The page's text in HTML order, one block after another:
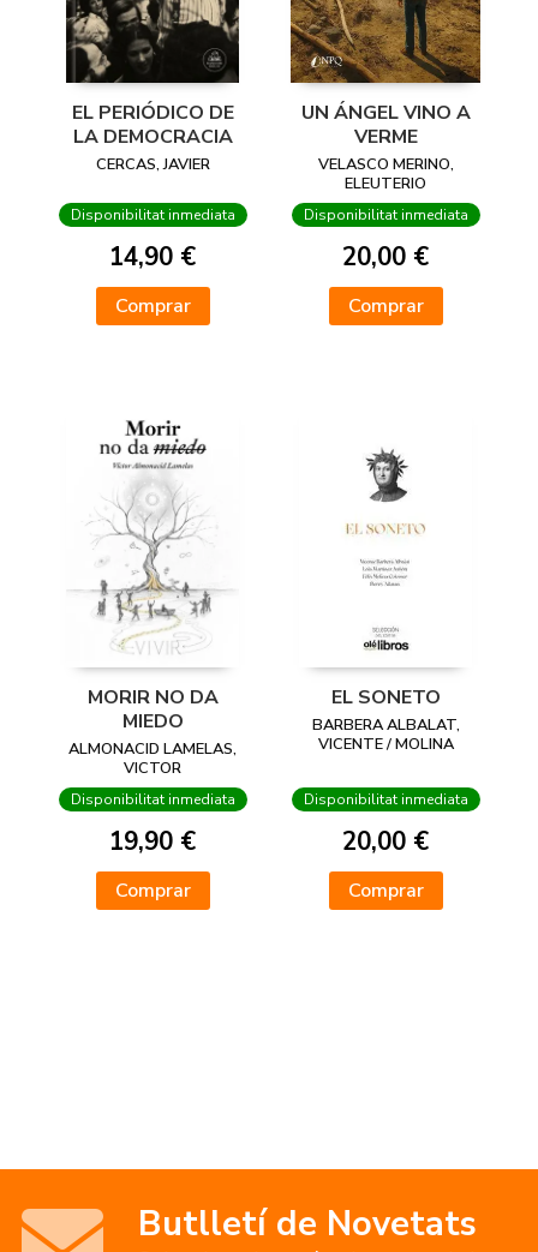
EL PERIÓDICO DE
LA DEMOCRACIA
CERCAS, JAVIER
Disponibilitat inmediata
14,90 €
Comprar
UN ÁNGEL VINO A
VERME
VELASCO MERINO,
ELEUTERIO
Disponibilitat inmediata
20,00 €
Comprar
MORIR NO DA
MIEDO
ALMONACID LAMELAS,
VICTOR
Disponibilitat inmediata
19,90 €
Comprar
EL SONETO
BARBERA ALBALAT,
VICENTE / MOLINA
MARTÍNEZ AUÑÓN, LOLA
/ AILATAN, HENRY
Disponibilitat inmediata
20,00 €
Comprar
Butlletí de Novetats